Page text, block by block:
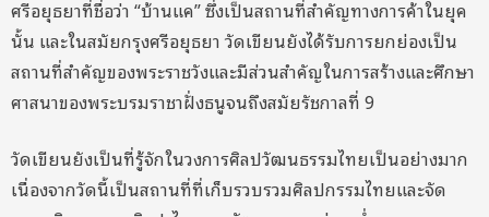
ศรีอยุธยาที่ชื่อว่า “บ้านแค” ซึ่งเป็นสถานที่สำคัญทางการค้าในยุค
นั้น และในสมัยกรุงศรีอยุธยา วัดเขียนยังได้รับการยกย่องเป็น
สถานที่สำคัญของพระราชวังและมีส่วนสำคัญในการสร้างและศึกษา
ศาสนาของพระบรมราชาฝั่งธนูจนถึงสมัยรัชกาลที่ 9
วัดเขียนยังเป็นที่รู้จักในวงการศิลปวัฒนธรรมไทยเป็นอย่างมาก
เนื่องจากวัดนี้เป็นสถานที่ที่เก็บรวบรวมศิลปกรรมไทยและจัด